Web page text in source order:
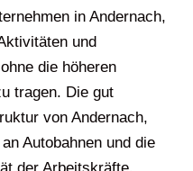
seiner
Vielfalt.
liegt direkt am
logistische Vorteile
und Bonn
in Andernach, von